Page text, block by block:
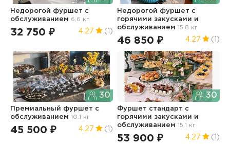
Недорогой фуршет с
обслуживанием 6.6 кг
32 750 ₽ 4.27 (1)
Недорогой фуршет с
горячими закусками и
обслуживанием15.8 кг
46 850 ₽ 4.27 (1)
30
Премиальный фуршет с
обслуживанием10.1 кг
45 500 ₽ 4.27 (1)
30
Фуршет стандарт с
горячими закусками и
обслуживанием15.1 кг
53 900 ₽ 4.27 (1)